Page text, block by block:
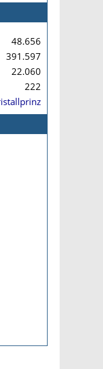
48.656
391.597
22.060
222